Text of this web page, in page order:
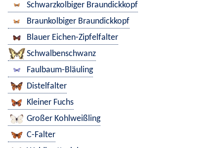
Schwarzkolbiger Braundickkopf
Braunkolbiger Braundickkopf
Blauer Eichen-Zipfelfalter
Schwalbenschwanz
Faulbaum-Bläuling
Distelfalter
Kleiner Fuchs
Großer Kohlweißling
C-Falter